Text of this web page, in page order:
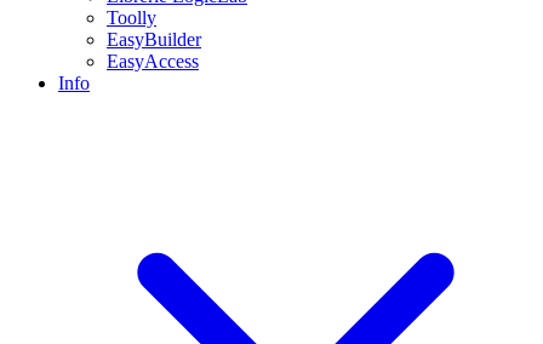
Toolly
EasyBuilder
EasyAccess
Info